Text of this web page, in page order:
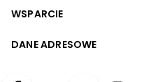
WSPARCIE
DANE ADRESOWE